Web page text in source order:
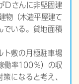
Ｄさんに非堅固建
物（木造平屋建て
でいる。貸地面積
ト敷の月極駐車場
働率100％）の収
になると考え、